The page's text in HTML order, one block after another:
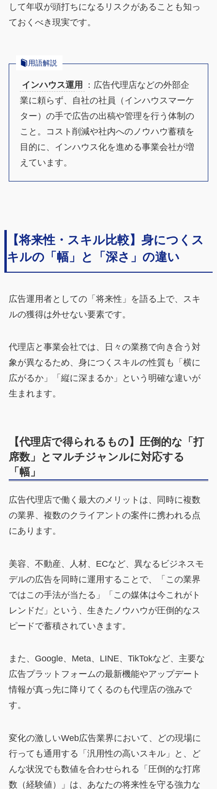
して年収が頭打ちになるリスクがあることも知っ
ておくべき現実です。
用語解説
インハウス運用
：広告代理店などの外部企
業に頼らず、自社の社員（インハウスマーケ
ター）の手で広告の出稿や管理を行う体制の
こと。コスト削減や社内へのノウハウ蓄積を
目的に、インハウス化を進める事業会社が増
えています。
【将来性・スキル比較】身につくス
キルの「幅」と「深さ」の違い
広告運用者としての「将来性」を語る上で、スキ
ルの獲得は外せない要素です。
代理店と事業会社では、日々の業務で向き合う対
象が異なるため、身につくスキルの性質も「横に
広がるか」「縦に深まるか」という明確な違いが
生まれます。
【代理店で得られるもの】圧倒的な「打
席数」とマルチジャンルに対応する
「幅」
広告代理店で働く最大のメリットは、同時に複数
の業界、複数のクライアントの案件に携われる点
にあります。
美容、不動産、人材、ECなど、異なるビジネスモ
デルの広告を同時に運用することで、「この業界
ではこの手法が当たる」「この媒体は今これがト
レンドだ」という、生きたノウハウが圧倒的なス
ピードで蓄積されていきます。
また、Google、Meta、LINE、TikTokなど、主要な
広告プラットフォームの最新機能やアップデート
情報が真っ先に降りてくるのも代理店の強みで
す。
変化の激しいWeb広告業界において、どの現場に
行っても通用する「汎用性の高いスキル」と、ど
んな状況でも数値を合わせられる「圧倒的な打席
数（経験値）」は、あなたの将来性を守る強力な